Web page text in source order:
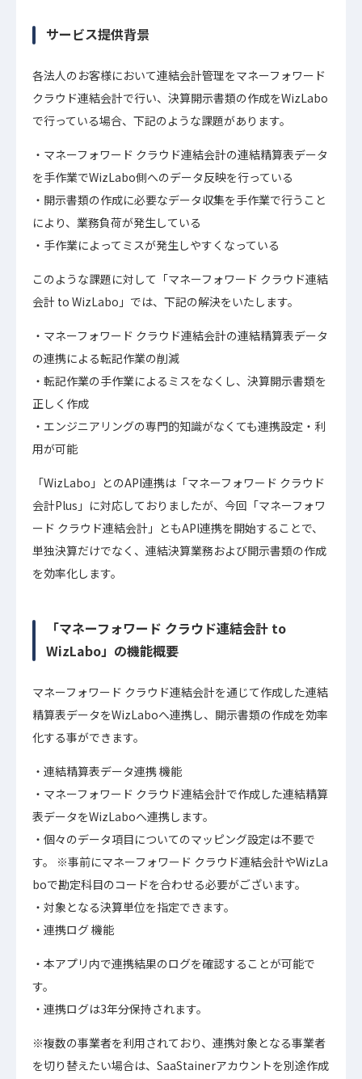
サービス提供背景
各法人のお客様において連結会計管理をマネーフォワード
クラウド連結会計で行い、決算開示書類の作成をWizLabo
で行っている場合、下記のような課題があります。
マネーフォワード クラウド連結会計の連結精算表データ
を手作業でWizLabo側へのデータ反映を行っている
開示書類の作成に必要なデータ収集を手作業で行うこと
により、業務負荷が発生している
手作業によってミスが発生しやすくなっている
このような課題に対して「マネーフォワード クラウド連結
会計 to WizLabo」では、下記の解決をいたします。
マネーフォワード クラウド連結会計の連結精算表データ
の連携による転記作業の削減
転記作業の手作業によるミスをなくし、決算開示書類を
正しく作成
エンジニアリングの専門的知識がなくても連携設定・利
用が可能
「WizLabo」とのAPI連携は「マネーフォワード クラウド
会計Plus」に対応しておりましたが、今回「マネーフォワ
ード クラウド連結会計」ともAPI連携を開始することで、
単独決算だけでなく、連結決算業務および開示書類の作成
を効率化します。
「マネーフォワード クラウド連結会計 to
WizLabo」の機能概要
マネーフォワード クラウド連結会計を通じて作成した連結
精算表データをWizLaboへ連携し、開示書類の作成を効率
化する事ができます。
連結精算表データ連携 機能
マネーフォワード クラウド連結会計で作成した連結精算
表データをWizLaboへ連携します。
個々のデータ項目についてのマッピング設定は不要で
す。 ※事前にマネーフォワード クラウド連結会計やWizLa
boで勘定科目のコードを合わせる必要がございます。
対象となる決算単位を指定できます。
連携ログ 機能
本アプリ内で連携結果のログを確認することが可能で
す。
連携ログは3年分保持されます。
※複数の事業者を利用されており、連携対象となる事業者
を切り替えたい場合は、SaaStainerアカウントを別途作成